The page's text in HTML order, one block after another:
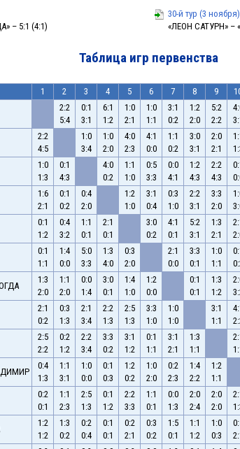
– 5:1 (4:1)
30-й тур (3 ноября)
«ЛЕОН САТУРН» –
Таблица игр первенства
1 2 3 4 5 6 7 8 9
2:2
5:4
0:1
3:1
6:1
1:2
1:0
2:1
1:0
1:1
3:1
0:2
1:2
2:0
5:2
2:2
2:2
4:5
1:0
3:4
1:0
2:0
4:0
2:3
4:1
0:0
1:1
0:2
3:0
3:1
2:0
2:1
1:0
1:3
0:1
4:3
4:0
0:2
1:1
1:0
0:5
3:3
0:0
4:1
1:2
4:3
2:2
4:3
1:6
2:1
0:1
0:2
0:4
2:0
1:2
1:0
3:1
0:4
0:3
1:0
2:2
3:1
3:3
2:0
0:1
1:2
0:4
3:2
1:1
0:1
2:1
0:1
3:0
0:2
4:1
0:1
5:2
3:1
1:3
2:1
0:1
1:1
1:4
0:0
5:0
3:3
1:3
4:0
0:3
2:0
2:1
0:0
3:3
0:1
1:0
1:1
1:3
2:0
1:1
2:0
0:0
1:4
3:0
0:1
1:4
1:0
1:2
0:0
0:1
0:1
1:3
1:2
2:1
0:2
0:3
1:3
2:1
3:4
2:2
1:3
2:5
1:3
3:3
1:0
1:0
1:0
3:1
1:1
2:5
2:2
0:2
1:2
2:2
3:4
3:3
0:2
3:1
1:2
0:1
1:1
3:1
2:1
1:3
1:1
0:4
1:3
1:1
3:1
1:0
0:0
0:1
0:3
1:2
0:2
1:0
2:0
0:2
2:3
1:4
2:2
1:2
1:1
0:2
0:1
1:1
2:3
2:5
1:3
0:1
1:2
2:2
3:3
1:1
0:1
0:0
1:3
2:0
2:4
2:0
2:0
1:2
1:2
1:3
0:2
0:2
0:4
0:1
0:1
0:2
2:1
0:3
0:2
1:5
0:1
1:1
1:2
1:0
0:3